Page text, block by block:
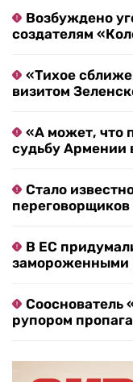
Возбуждено
создателям
«Тихое
визитом
«А может, что
судьбу Армении
Стало
В ЕС
замороженными
Сооснователь
рупором